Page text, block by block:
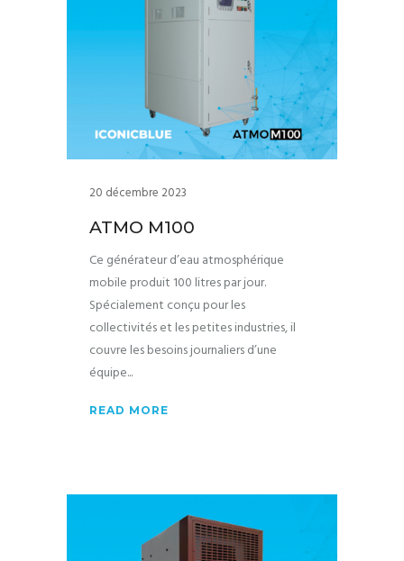
20 décembre 2023
ATMO M100
Ce générateur d’eau atmosphérique
mobile produit 100 litres par jour.
Spécialement conçu pour les
collectivités et les petites industries, il
couvre les besoins journaliers d’une
équipe
READ MORE